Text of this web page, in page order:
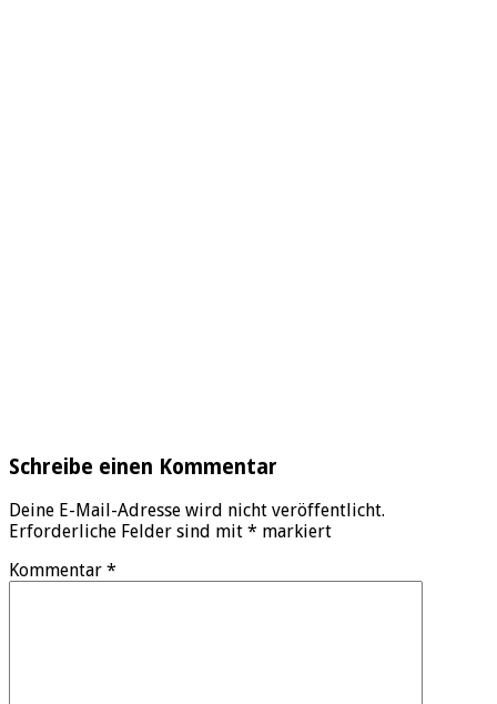
Schreibe einen Kommentar
Deine E-Mail-Adresse wird nicht veröffentlicht.
Erforderliche Felder sind mit * markiert
Kommentar *